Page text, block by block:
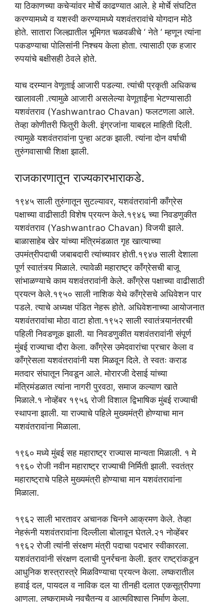
या ठिकाणच्या कचेऱ्यांवर मोर्चे काढण्यात आले. हे मोर्चे संघटित
करण्यामध्ये व यशस्वी करण्यामध्ये यशवंतरावांचे योगदान मोठे
होते. सातारा जिल्ह्यातील भूमिगत चळवळीचे ‘ नेते ‘ म्हणून त्यांना
पकडण्याचा पोलिसांनी निश्चय केला होता. त्यासाठी एक हजार
रुपयांचे बक्षीसही ठेवले होते.
याच दरम्यान वेणूताई आजारी पडल्या. त्यांची प्रकृती अधिकच
खालावली .त्यामुळे आजारी असलेल्या वेणूताईंना भेटण्यासाठी
यशवंतराव (Yashwantrao Chavan) फलटणला आले.
तेव्हा कोणीतरी फितुरी केली. इंग्रजांना याबद्दल माहिती दिली.
त्यामुळे यशवंतरावांना पुन्हा अटक झाली. त्यांना दोन वर्षाची
तुरुंगवासाची शिक्षा झाली.
राजकारणातून राज्यकारभाराकडे.
१९४५ साली तुरुंगातून सुटल्यावर, यशवंतरावांनी काँग्रेस
पक्षाच्या वाढीसाठी विशेष प्रयत्न केले.१९४६ च्या निवडणुकीत
यशवंतराव (Yashwantrao Chavan) विजयी झाले.
बाळासाहेब खेर यांच्या मंत्रिमंडळात गृह खात्याच्या
उपमंत्रीपदाची जबाबदारी त्यांच्यावर होती.१९४७ साली देशाला
पूर्ण स्वातंत्र्य मिळाले. त्यावेळी महाराष्ट्र काँग्रेसची बाजू
सांभाळण्याचे काम यशवंतरावांनी केले. काँग्रेस पक्षाच्या वाढीसाठी
प्रयत्न केले.१९५० साली नाशिक येथे काँग्रेसचे अधिवेशन पार
पडले. त्याचे अध्यक्ष पंडित नेहरू होते. अधिवेशनाच्या आयोजनात
यशवंतरावांचा मोठा वाटा होता.१९५२ साली स्वातंत्र्यानंतरची
पहिली निवडणूक झाली. या निवडणुकीत यशवंतरावांनी संपूर्ण
मुंबई राज्याचा दौरा केला. काँग्रेस उमेदवारांचा प्रचार केला व
काँग्रेसला यशवंतरावांनी यश मिळवून दिले. ते स्वतः कराड
मतदार संघातून निवडून आले. मोरारजी देसाई यांच्या
मंत्रिमंडळात त्यांना नागरी पुरवठा, समाज कल्याण खाते
मिळाले.१ नोव्हेंबर १९५६ रोजी विशाल द्विभाषिक मुंबई राज्याची
स्थापना झाली. या राज्याचे पहिले मुख्यमंत्री होण्याचा मान
यशवंतरावांना मिळाला.
१९६० मध्ये मुंबई सह महाराष्ट्र राज्यास मान्यता मिळाली. १ मे
१९६० रोजी नवीन महाराष्ट्र राज्याची निर्मिती झाली. स्वतंत्र
महाराष्ट्राचे पहिले मुख्यमंत्री होण्याचा मान यशवंतरावांना
मिळाला.
१९६२ साली भारतावर अचानक चिनने आक्रमण केले. तेव्हा
नेहरूंनी यशवंतरावांना दिल्लीला बोलावून घेतले.२१ नोव्हेंबर
१९६२ रोजी त्यांनी संरक्षण मंत्री पदाचा पदभार स्वीकारला.
यशवंतरावांनी संरक्षण दलाची पुनर्रचना केली. इतर राष्ट्रांकडून
आधुनिक शस्त्रास्त्रे मिळविण्याचा प्रयत्न केला. लष्करातील
हवाई दल, पायदल व नाविक दल या तीनही दलात एकसूत्रीपणा
आणला. लष्करामध्ये नवचैतन्य व आत्मविश्वास निर्माण केला.